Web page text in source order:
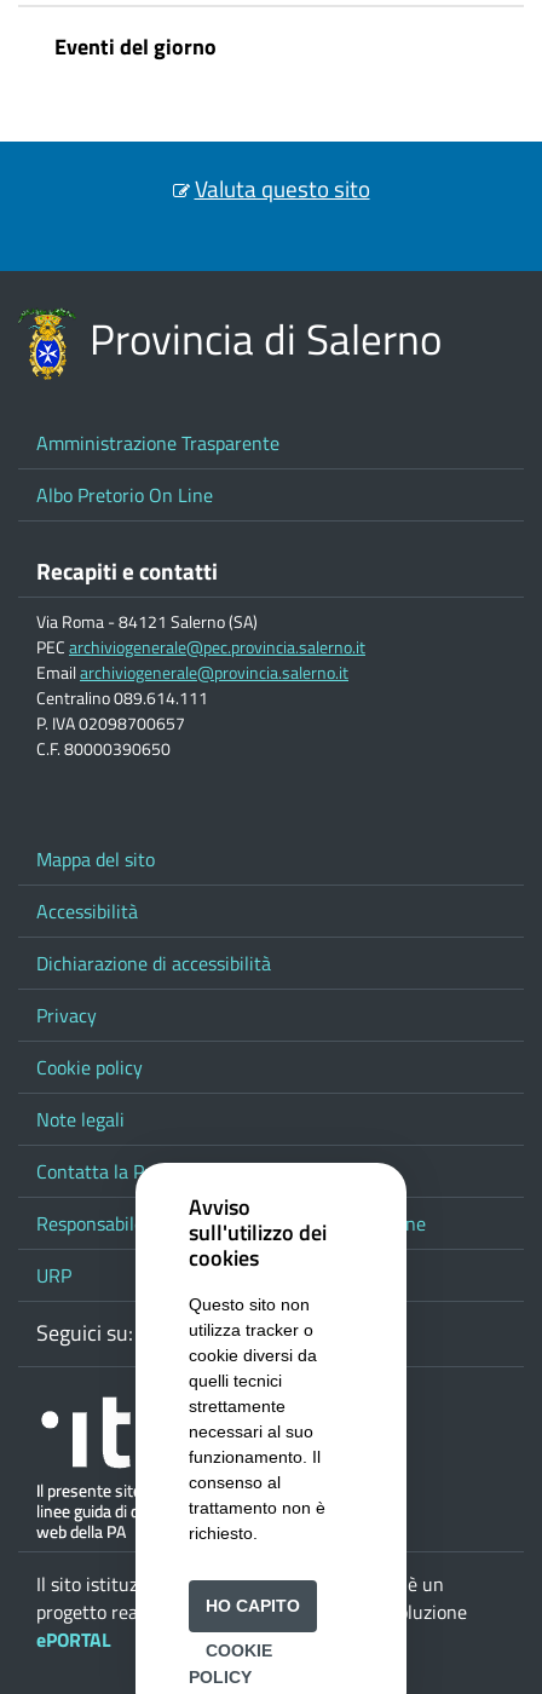
Eventi del giorno
Valuta questo sito
Provincia di Salerno
Amministrazione Trasparente
Albo Pretorio On Line
Recapiti e contatti
Via Roma - 84121 Salerno (SA)
PECarchiviogenerale@pec.provincia.salerno.it
Emailarchiviogenerale@provincia.salerno.it
Centralino 089.614.111
P. IVA 02098700657
C.F. 80000390650
Mappa del sito
Accessibilità
Dichiarazione di accessibilità
Privacy
Cookie policy
Note legali
Contatta la Provincia
Responsabile del procedimento di pubblicazione
URP
Seguici su: WebmailFacebook
Youtube
Il sito istituzionale dellaProvincia di Salerno
è un
progetto realizzato daISWEB S.p.A.
con la soluzione
ePORTAL
Avviso
sull'utilizzo dei
cookies
Questo sito non
utilizza tracker o
cookie diversi da
quelli tecnici
strettamente
necessari al suo
funzionamento. Il
consenso al
trattamento non è
richiesto.
HO CAPITO
COOKIE
POLICY